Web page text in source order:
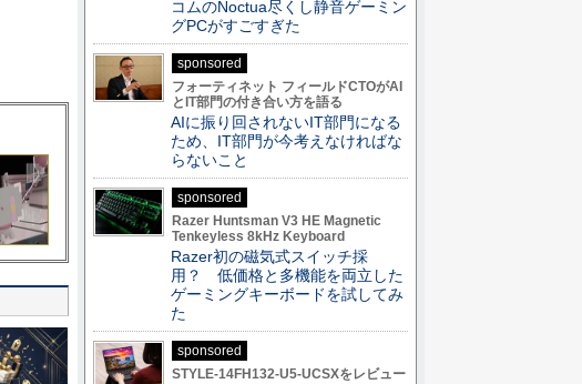
コムのNoctua尽くし静音ゲーミン
グPCがすごすぎた
sponsored
フォーティネット フィールドCTOがAI
とIT部門の付き合い方を語る
AIに振り回されないIT部門になる
ため、IT部門が今考えなければな
らないこと
sponsored
Razer Huntsman V3 HE Magnetic
Tenkeyless 8kHz Keyboard
Razer初の磁気式スイッチ採
用？ 低価格と多機能を両立した
ゲーミングキーボードを試してみ
た
sponsored
STYLE-14FH132-U5-UCSXをレビュー